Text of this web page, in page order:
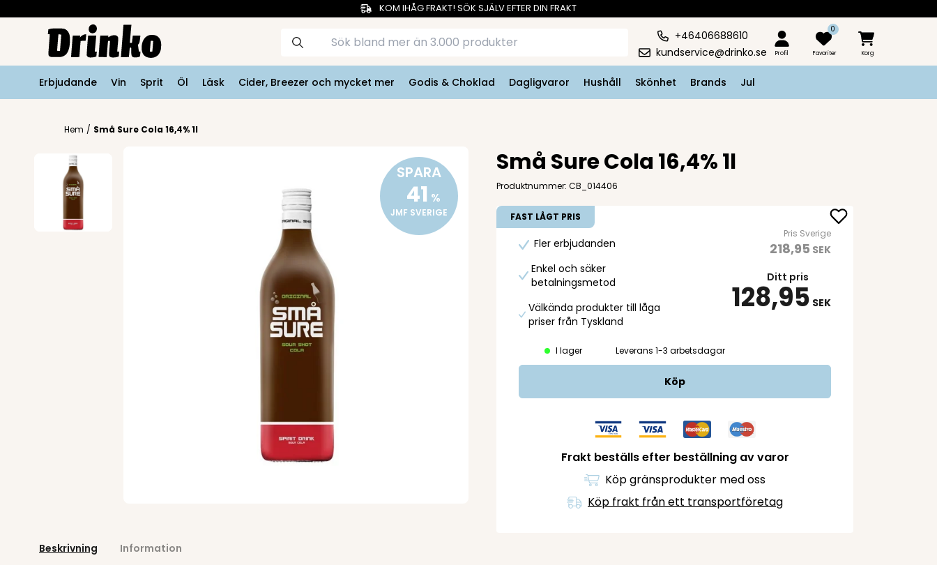
KOM IHÅG FRAKT! SÖK SJÄLV EFTER DIN FRAKT
+46406688610
kundservice@drinko.se
Profil
0
Favoriter Korg
Erbjudande Vin Sprit Öl Läsk Cider, Breezer och mycket mer Godis & Choklad Dagligvaror Hushåll Skönhet Brands Jul
Hem / Små Sure Cola 16,4% 1l
SPARA
41 %
JMF SVERIGE
Beskrivning
Information
Små Sure Cola 16,4% 1l
Produktnummer: CB_014406
FAST LÅGT PRIS
Fler erbjudanden
Enkel och säker
betalningsmetod
Välkända produkter till låga
priser från Tyskland
Pris Sverige
218,95 SEK
Ditt pris
128,95 SEK
I lager Leverans 1-3 arbetsdagar
Köp
Frakt beställs efter beställning av varor
Köp gränsprodukter med oss
Köp frakt från ett transportföretag